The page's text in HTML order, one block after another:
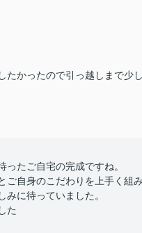
かったので引っ越しまで少
たご自宅の完成ですね。
自身のこだわりを上手く組
に待っていました。
た